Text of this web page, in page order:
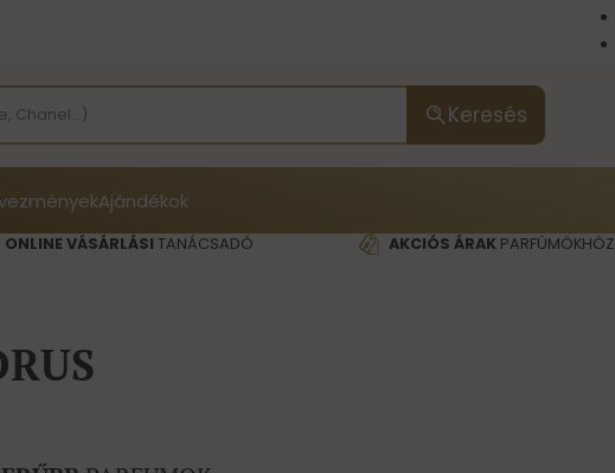
Keresés
Ajándékok
ONLINE VÁSÁRLÁSI TANÁCSADÓ AKCIÓS ÁRAKPARFÜMÖKHÖZ